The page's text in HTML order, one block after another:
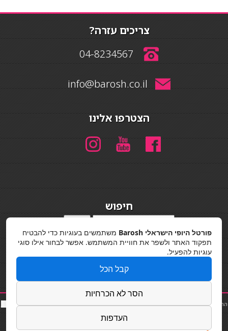
צריכים עזרה?
04-8234567
info@barosh.co.il
הצטרפו אלינו
חיפוש
מדיניות פרטיות
החלקות שיער|תאורה לבית|פאות ותוספות שיער|נייל סטודיו|תוספות שיער|שף פרטי|כ
סאות
Designed byBarosh 2020
פורטל היופי הישראלי Barosh
משתמשים בעוגיות כדי להבטיח
תפקוד האתר ולשפר את חוויית המשתמש. אפשר לבחור אילו סוגי
עוגיות להפעיל.
קבל הכל
הסר לא הכרחיות
העדפות